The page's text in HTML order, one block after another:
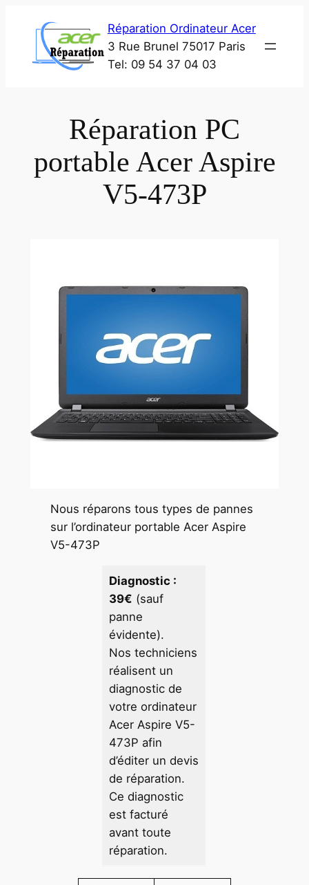
contenu
Réparation Ordinateur Acer
3 Rue Brunel 75017 Paris
Tel: 09 54 37 04 03
Réparation PC
portable Acer Aspire
V5-473P
Nous réparons tous types de pannes
sur l’ordinateur portable Acer Aspire
V5-473P
Diagnostic :
39€ (sauf
panne
évidente).
Nos techniciens
réalisent un
diagnostic de
votre ordinateur
Acer Aspire V5-
473P afin
d’éditer un devis
de réparation.
Ce diagnostic
est facturé
avant toute
réparation.